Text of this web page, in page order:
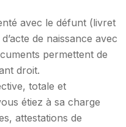
avec le défunt (livret
de naissance avec
permettent de
droit.
totale et
étiez à sa charge
attestations de